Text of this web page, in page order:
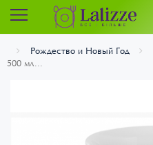
Рождество и Новый Год
500 мл...